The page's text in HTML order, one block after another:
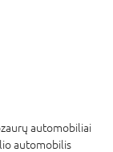
automobiliai
automobilis